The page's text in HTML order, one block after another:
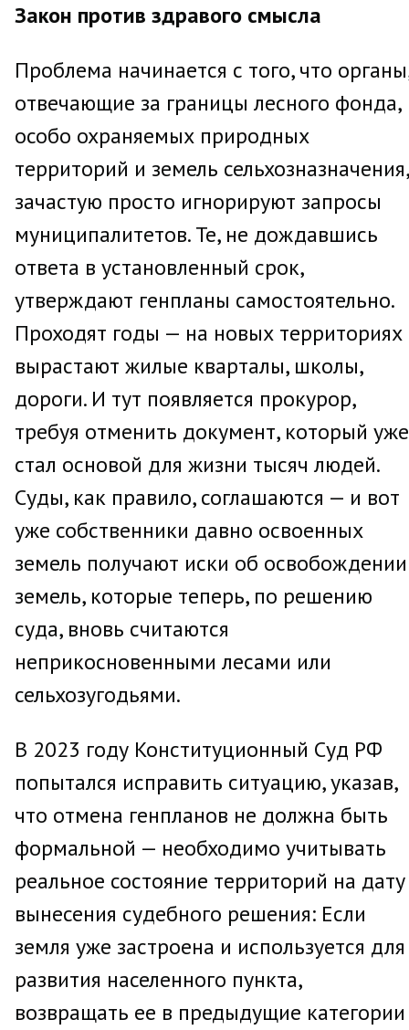
Закон против здравого смысла
Проблема начинается с того, что
отвечающие за границы лесного фонда,
особо охраняемых природных
территорий и земель сельхозназначения,
зачастую просто игнорируют запросы
муниципалитетов. Те, не дождавшись
ответа в установленный срок,
утверждают генпланы самостоятельно.
Проходят годы — на новых территориях
вырастают жилые кварталы, школы,
дороги. И тут появляется прокурор,
требуя отменить документ, который уже
стал основой для жизни тысяч людей.
Суды, как правило, соглашаются — и вот
уже собственники давно освоенных
земель получают иски об освобождении
земель, которые теперь, по решению
суда, вновь считаются
неприкосновенными лесами или
сельхозугодьями.
В 2023 году Конституционный Суд РФ
попытался исправить ситуацию, указав,
что отмена генпланов не должна быть
формальной — необходимо учитывать
реальное состояние территорий на дату
вынесения судебного решения: Если
земля уже застроена и используется для
развития населенного пункта,
возвращать ее в предыдущие категории